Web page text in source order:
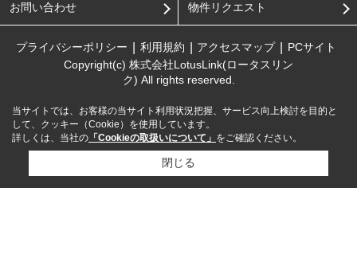
お問い合わせ 物件リクエスト
プライバシーポリシー 利用規約 アクセスマップ
PCサイト
Copyright(c) 株式会社LotusLink(ロータスリン
ク) All rights reserved.
当サイトでは、お客様の当サイト利用状況把握、サービス向上検討を目的と
して、クッキー（Cookie）を使用しています。
詳しくは、当社の 「Cookieの取扱いについて」 をご確認ください。
閉じる